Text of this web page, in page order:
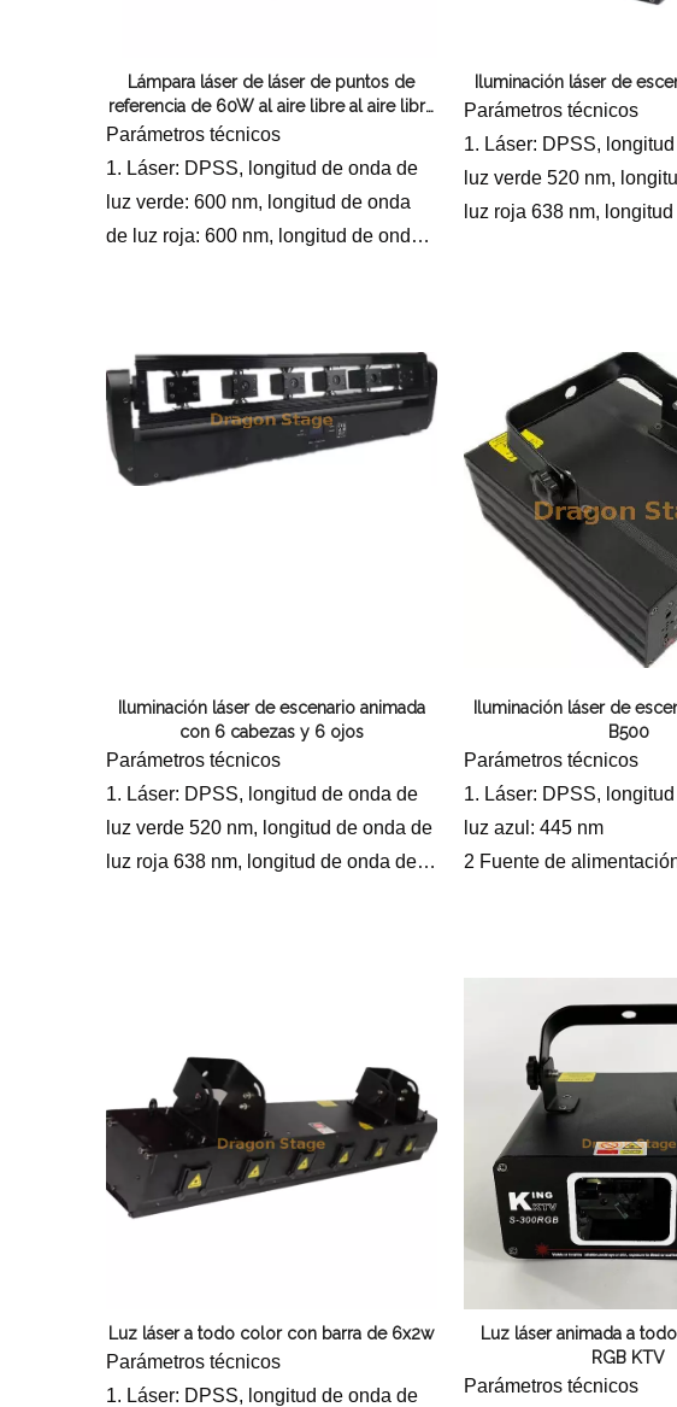
Herramientas
Lámpara láser de láser de puntos de
referencia de 60W al aire libre al aire libre
impermeabilizando el edificio de
Parámetros técnicos
1. Láser: DPSS, longitud de onda de
luz verde: 600 nm, longitud de onda
de luz roja: 600 nm, longitud de onda
3 Potencia del láser: RGB 60000
milivatios
Sistema de escaneo: galvanómetro de
escaneo de alta velocidad de 50 Kpps
Iluminación láser de
Parámetros técnicos
1. Láser: DPSS,
luz verde 520 nm,
luz roja 638 nm,
Sistema de escaneo:
escaneo de alta
5. Modo de control:
voz/automático/
Iluminación láser de escenario animada
con 6 cabezas y 6 ojos
Parámetros técnicos
1. Láser: DPSS, longitud de onda de
luz verde 520 nm, longitud de onda de
luz roja 638 nm, longitud de onda de
4. Sistema de escaneo: escaneo
sistemático de motor paso a paso de
alta precisión
5. Modo de control: control por
voz/automático/DMX512
Iluminación láser de
B500
Parámetros técnicos
1. Láser: DPSS,
luz azul: 445 nm
2 Fuente de
alta precisión
5. Modo de control:
voz/automático/DMX512
Luz láser a todo color con barra de 6x2w
Parámetros técnicos
1. Láser: DPSS, longitud de onda de
Luz láser animada a
RGB KTV
Parámetros técnicos